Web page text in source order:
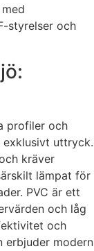
styrelser och
profiler och
uttryck.
kräver
lämpat för
PVC är ett
och låg
och
erbjuder modern